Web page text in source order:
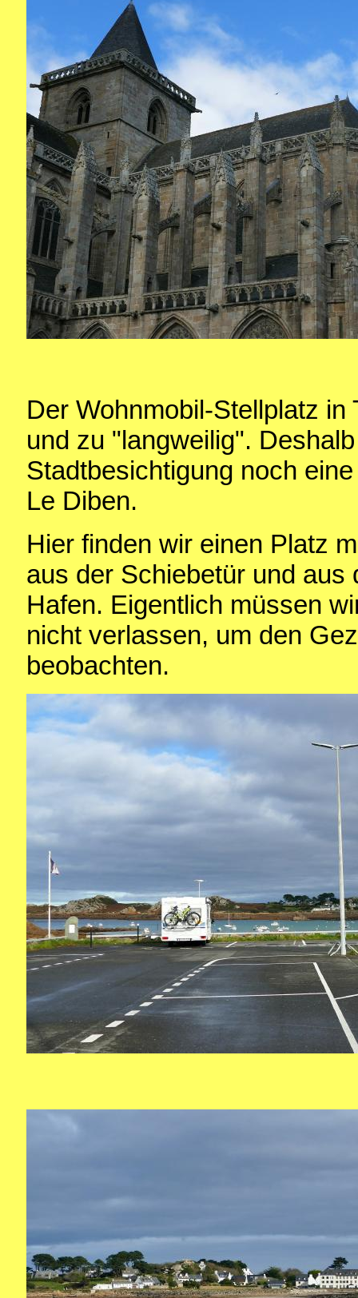
Der Wohnmobil-Stellplatz
und zu "langweilig".
Stadtbesichtigung noch
Le Diben.
Hier finden wir einen Platz
aus der Schiebetür und aus
Hafen. Eigentlich müssen
nicht verlassen, um den
beobachten.